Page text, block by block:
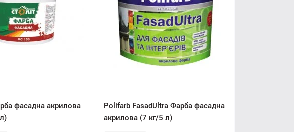
фасадна акрилова
Polifarb FasadUltra Фарба фасадна
акрилова (7 кг/5 л)